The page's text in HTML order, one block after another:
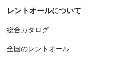
レントオールについて
総合カタログ
全国のレントオール